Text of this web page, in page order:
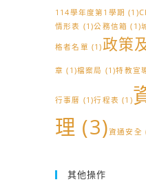
114學年度第1學期 (1)
情形表 (1)公務信箱 (1)
格者名單 (1)政策
章 (1)檔案局 (1)特教宣
行事曆 (1)行程表 (1)
理 (3)資通安全
其他操作